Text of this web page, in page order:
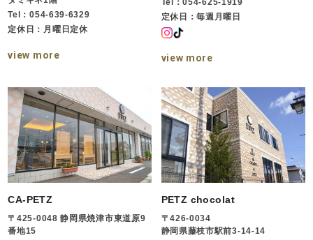
Tel：054-639-6329
定休日：月曜日定休
view more
Tel：054-625-1919
定休日：毎週月曜日
view more
CA-PETZ
〒425-0048 静岡県焼津市東道原9
番地15
PETZ chocolat
〒426-0034
静岡県藤枝市駅前3-14-14